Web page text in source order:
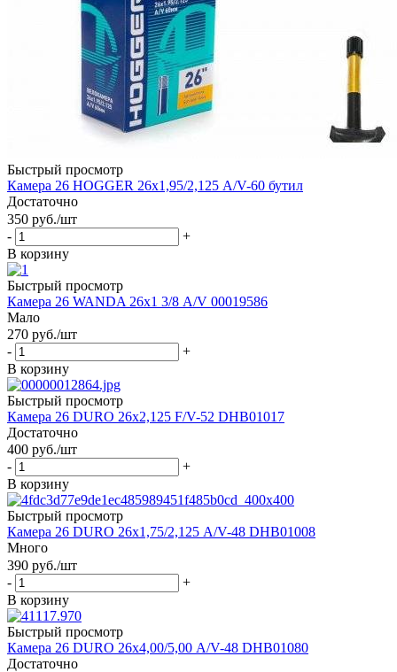
Быстрый просмотр
Камера 26 HOGGER 26х1,95/2,125 A/V-60 бутил
Достаточно
350 руб./шт
-
+
В корзину
Быстрый просмотр
Камера 26 WANDA 26х1 3/8 А/V 00019586
Мало
270 руб./шт
-
+
В корзину
Быстрый просмотр
Камера 26 DURO 26х2,125 F/V-52 DHB01017
Достаточно
400 руб./шт
-
+
В корзину
Быстрый просмотр
Камера 26 DURO 26х1,75/2,125 A/V-48 DHB01008
Много
390 руб./шт
-
+
В корзину
Быстрый просмотр
Камера 26 DURO 26х4,00/5,00 А/V-48 DHB01080
Достаточно